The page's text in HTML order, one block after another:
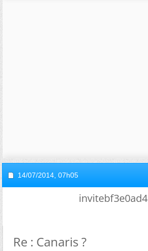
14/07/2014, 07h05
invitebf3e0ad4
Re : Canaris ?